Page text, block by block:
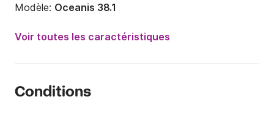
Modèle: Oceanis 38.1
Nombre de couchages:
Voir toutes les caractéristiques
Conditions